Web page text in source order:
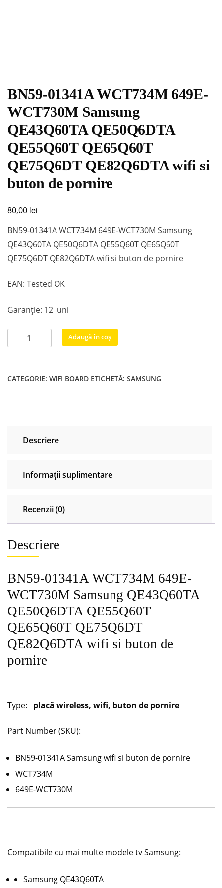
BN59-01341A WCT734M 649E-
WCT730M Samsung
QE43Q60TA QE50Q6DTA
QE55Q60T QE65Q60T
QE75Q6DT QE82Q6DTA wifi si
buton de pornire
80,00 lei
BN59-01341A WCT734M 649E-WCT730M Samsung
QE43Q60TA QE50Q6DTA QE55Q60T QE65Q60T
QE75Q6DT QE82Q6DTA wifi si buton de pornire
EAN: Tested OK
Garanție: 12 luni
Cantitate
BN59-
649E-
QE55Q60T
QE82Q6DTA
buton
de
Adaugă în coș
CATEGORIE: WIFI BOARD ETICHETĂ: SAMSUNG
Descriere
Informații suplimentare
Recenzii (0)
Descriere
BN59-01341A WCT734M 649E-
WCT730M Samsung QE43Q60TA
QE50Q6DTA QE55Q60T
QE65Q60T QE75Q6DT
QE82Q6DTA wifi si buton de
pornire
Type: placă wireless, wifi, buton de pornire
Part Number (SKU):
BN59-01341A Samsung wifi si buton de pornire
WCT734M
649E-WCT730M
Compatibile cu mai multe modele tv Samsung:
Samsung QE43Q60TA